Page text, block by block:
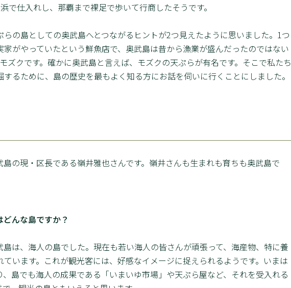
で仕入れし、那覇まで裸足で歩いて行商したそうです。
の島としての奥武島へとつながるヒントが2つ見えたように思いました。1つ
がやっていたという鮮魚店で、奥武島は昔から漁業が盛んだったのではない
ズクです。確かに奥武島と言えば、モズクの天ぷらが有名です。そこで私たち
るために、島の歴史を最もよく知る方にお話を伺いに行くことにしました。
の現・区長である嶺井雅也さんです。嶺井さんも生まれも育ちも奥武島で
んな島ですか？
は、海人の島でした。現在も若い海人の皆さんが頑張って、海産物、特に養
います。これが観光客には、好感なイメージに捉えられるようです。いまは
島でも海人の成果である「いまいゆ市場」や天ぷら屋など、それを受入れる